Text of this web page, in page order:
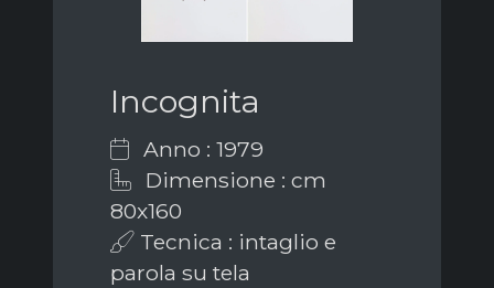
Incognita
Anno : 1979
Dimensione : cm
80x160
Tecnica : intaglio e
parola su tela